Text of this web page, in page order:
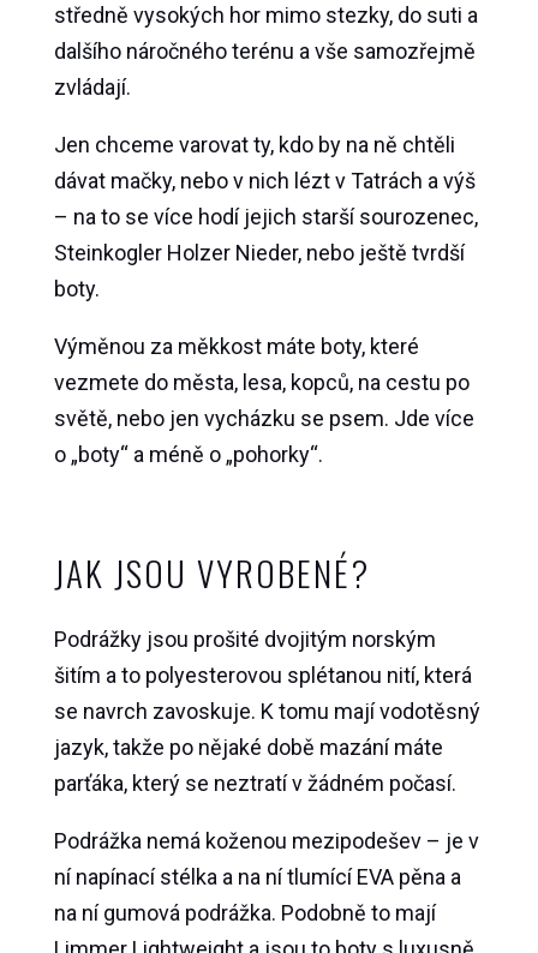
středně vysokých hor mimo stezky, do suti a
dalšího náročného terénu a vše samozřejmě
zvládají.
Jen chceme varovat ty, kdo by na ně chtěli
dávat mačky, nebo v nich lézt v Tatrách a výš
– na to se více hodí jejich starší sourozenec,
Steinkogler Holzer Nieder, nebo ještě tvrdší
boty.
Výměnou za měkkost máte boty, které
vezmete do města, lesa, kopců, na cestu po
světě, nebo jen vycházku se psem. Jde více
o „boty“ a méně o „pohorky“.
JAK JSOU VYROBENÉ?
Podrážky jsou prošité dvojitým norským
šitím a to polyesterovou splétanou nití, která
se navrch zavoskuje. K tomu mají vodotěsný
jazyk, takže po nějaké době mazání máte
parťáka, který se neztratí v žádném počasí.
Podrážka nemá koženou mezipodešev – je v
ní napínací stélka a na ní tlumící EVA pěna a
na ní gumová podrážka. Podobně to mají